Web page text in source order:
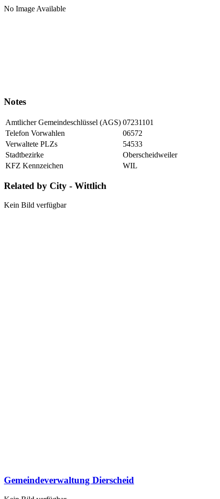
No Image Available
Notes
Amtlicher Gemeindeschlüssel (AGS) 07231101
Telefon Vorwahlen
06572
Verwaltete PLZs
54533
Stadtbezirke
Oberscheidweiler
KFZ Kennzeichen
WIL
Related by City - Wittlich
Kein Bild verfügbar
Gemeindeverwaltung Dierscheid